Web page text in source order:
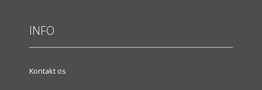
INFO
Kontakt os